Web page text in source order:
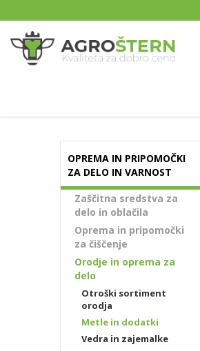
OPREMA IN PRIPOMOČKI
ZA DELO IN VARNOST
Zaščitna sredstva za
delo in oblačila
Oprema in pripomočki
za čiščenje
Orodje in oprema za
delo
Otroški sortiment
orodja
Metle in dodatki
Vedra in zajemalke